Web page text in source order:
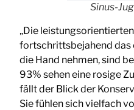
Sinus-
„Die
fortschrittsbejahend das
die Hand nehmen, sind
93% sehen eine rosige
fällt der Blick der
Sie fühlen sich vielfach